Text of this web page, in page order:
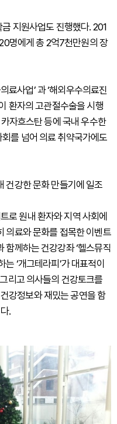
지원사업도 진행했다. 201
명에게 총 2억7천만원의 장
료사업’ 과 ‘해외우수의료진
환자의 고관절수술을 시행
자흐스탄 등에 국내 우수한
를 넘어 의료 취약국가에도
건강한 문화 만들기에 일조
로 원내 환자와 지역 사회에
의료와 문화를 접목한 이벤트
함께하는 건강강좌 ‘헬스뮤직
‘개그테라피’가 대표적이
리고 의사들의 건강토크를
강정보와 재밌는 공연을 함
.